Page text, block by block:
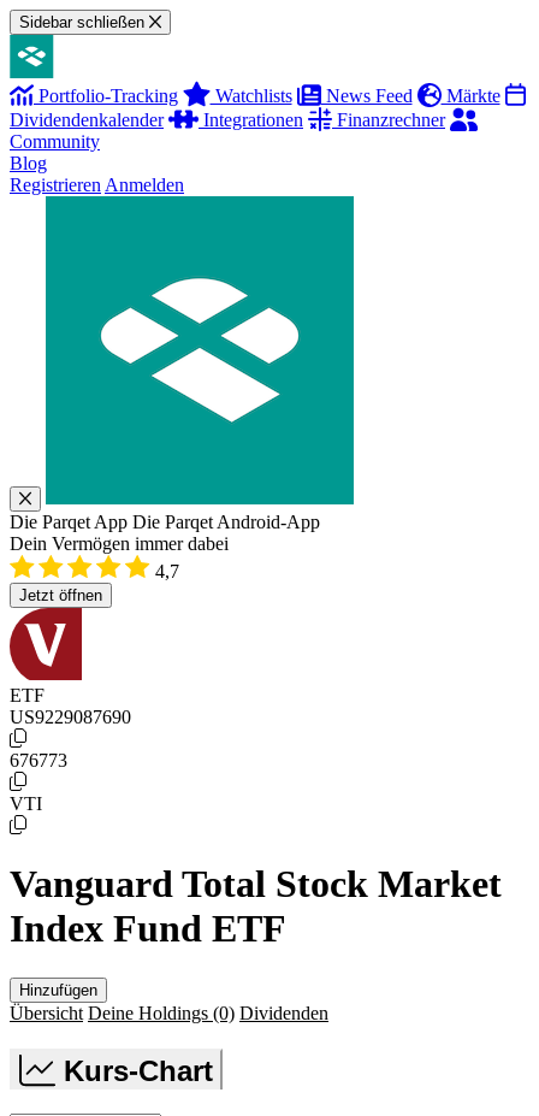
Sidebar schließen
Portfolio-Tracking Watchlists News Feed
Märkte
Dividendenkalender
Integrationen
Finanzrechner
Community
Blog
Registrieren Anmelden
Die Parqet App Die Parqet Android-App
Dein Vermögen immer dabei
4,7
Jetzt öffnen
ETF
US9229087690
676773
VTI
Vanguard Total Stock Market
Index Fund ETF
Hinzufügen
Übersicht Deine Holdings (0) Dividenden
Kurs-Chart